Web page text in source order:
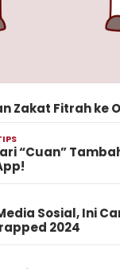
Zakat Fitrah ke
“Cuan”
Sosial, Ini
2024